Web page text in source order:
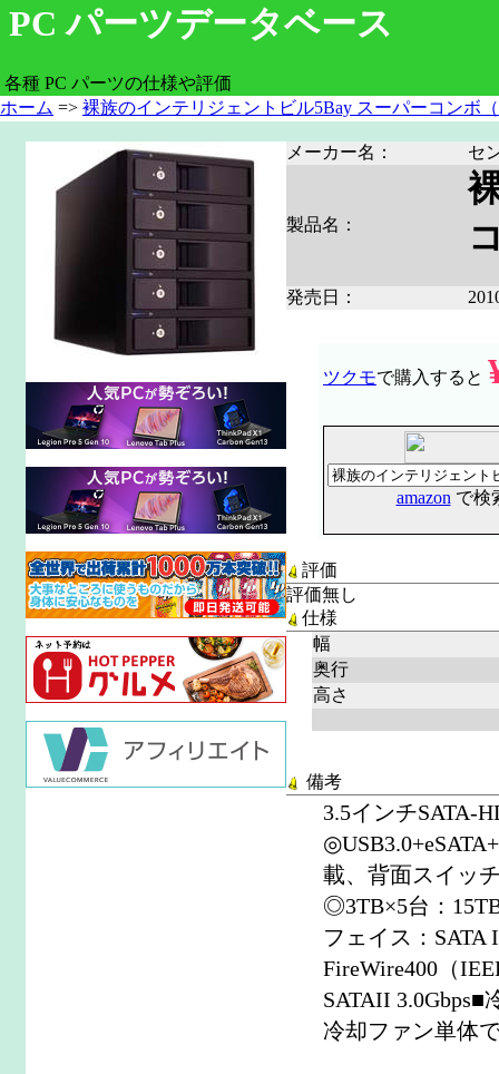
PC パーツデータベース
各種 PC パーツの仕様や評価
ホーム => 裸族のインテリジェントビル5Bay スーパーコンボ
メーカー名： セ
製品名：
発売日：
ツクモで購入すると
amazon で検
評価
評価無し
仕様
幅
奥行
高さ
備考
3.5インチSATA-
載、背面スイッ
◎3TB×5台：
フェイス：SATA
FireWire400（
SATAII
冷却ファン単体